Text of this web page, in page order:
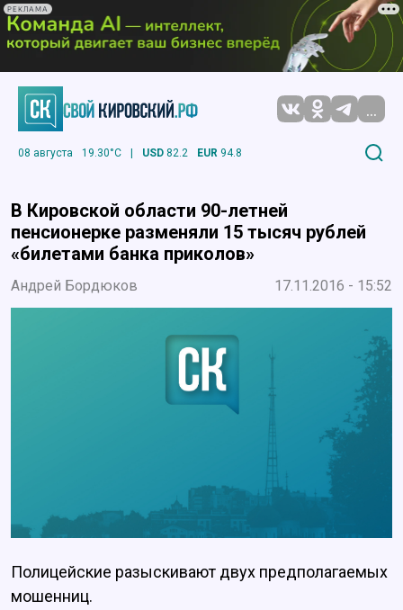
РЕКЛАМА
...
08 августа 19.30°C | USD 82.2 EUR 94.8
В Кировской области 90-летней
пенсионерке разменяли 15 тысяч рублей
«билетами банка приколов»
Андрей Бордюков 17.11.2016 - 15:52
Полицейские разыскивают двух предполагаемых
мошенниц.